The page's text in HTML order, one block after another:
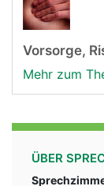
Vorsorge,
Mehr zum
ÜBER